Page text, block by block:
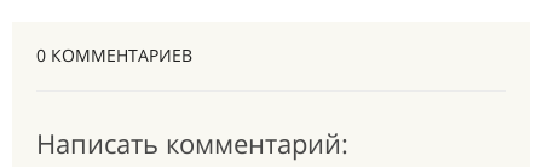
0 КОММЕНТАРИЕВ
Написать комментарий: